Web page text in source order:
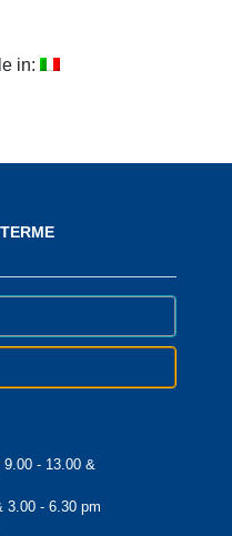
in:
- 13.00 &
3.00 - 6.30 pm